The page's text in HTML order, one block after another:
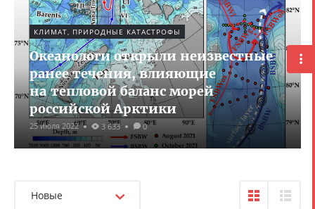
КЛИМАТ, ПРИРОДНЫЕ КАТАСТРОФЫ
Океанологи открыли неизвестные
ранее течения, влияющие
на тепловой баланс морей
российской Арктики
25 июля 2022 3 633 0
Новые